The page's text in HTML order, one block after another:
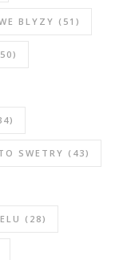
BLYZY (51)
SWETRY (43)
(28)